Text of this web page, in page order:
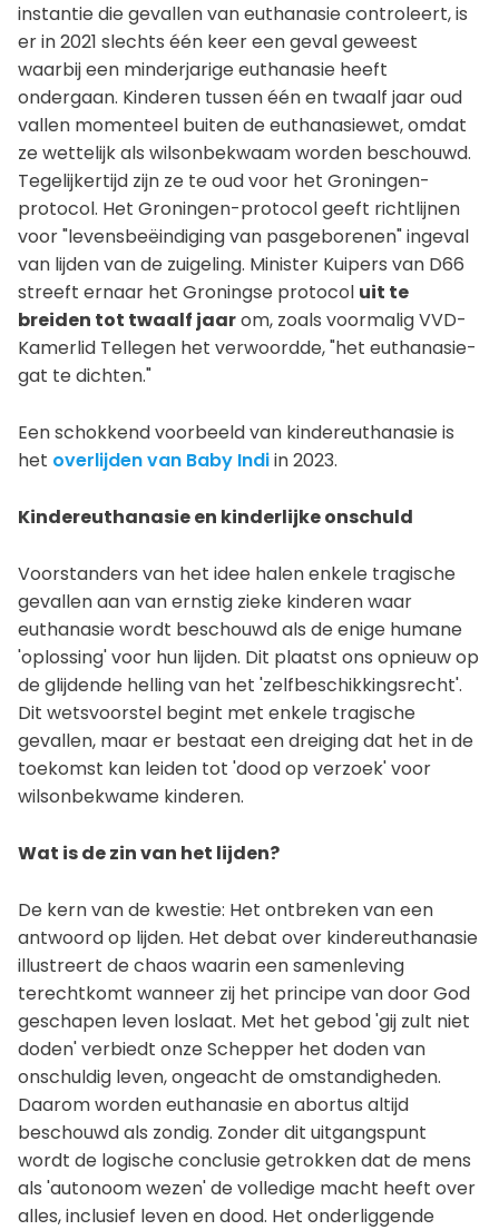
instantie die gevallen van euthanasie controleert, is
er in 2021 slechts één keer een geval geweest
waarbij een minderjarige euthanasie heeft
ondergaan. Kinderen tussen één en twaalf jaar oud
vallen momenteel buiten de euthanasiewet, omdat
ze wettelijk als wilsonbekwaam worden beschouwd.
Tegelijkertijd zijn ze te oud voor het Groningen-
protocol. Het Groningen-protocol geeft richtlijnen
voor "levensbeëindiging van pasgeborenen" ingeval
van lijden van de zuigeling. Minister Kuipers van D66
streeft ernaar het Groningse protocol uit te
breiden tot twaalf jaarom, zoals voormalig VVD-
Kamerlid Tellegen het verwoordde, "het euthanasie-
gat te dichten."
Een schokkend voorbeeld van kindereuthanasie is
het overlijden van Baby Indiin 2023.
Kindereuthanasie en kinderlijke onschuld
Voorstanders van het idee halen enkele tragische
gevallen aan van ernstig zieke kinderen waar
euthanasie wordt beschouwd als de enige humane
'oplossing' voor hun lijden. Dit plaatst ons opnieuw op
de glijdende helling van het 'zelfbeschikkingsrecht'.
Dit wetsvoorstel begint met enkele tragische
gevallen, maar er bestaat een dreiging dat het in de
toekomst kan leiden tot 'dood op verzoek' voor
wilsonbekwame kinderen.
Wat is de zin van het lijden?
De kern van de kwestie: Het ontbreken van een
antwoord op lijden. Het debat over kindereuthanasie
illustreert de chaos waarin een samenleving
terechtkomt wanneer zij het principe van door God
geschapen leven loslaat. Met het gebod 'gij zult niet
doden' verbiedt onze Schepper het doden van
onschuldig leven, ongeacht de omstandigheden.
Daarom worden euthanasie en abortus altijd
beschouwd als zondig. Zonder dit uitgangspunt
wordt de logische conclusie getrokken dat de mens
als 'autonoom wezen' de volledige macht heeft over
alles, inclusief leven en dood. Het onderliggende